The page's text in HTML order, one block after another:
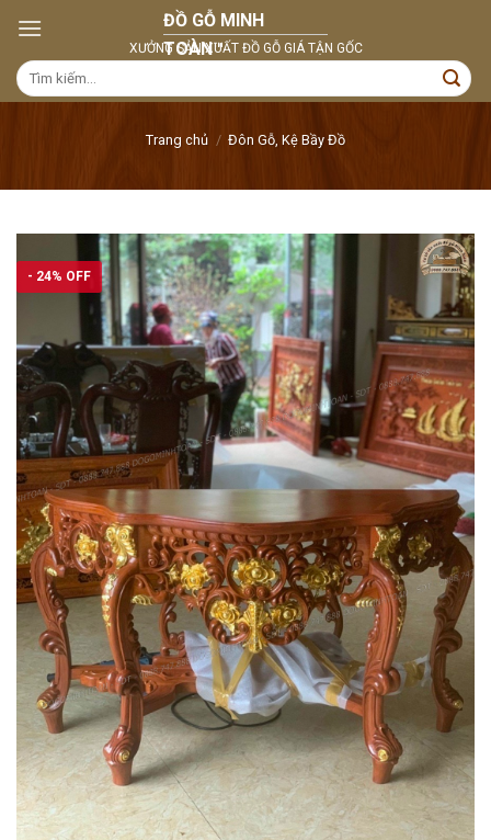
content
Tìm
kiếm:
Trang chủ / Đôn Gỗ, Kệ Bầy Đồ
- 24% OFF